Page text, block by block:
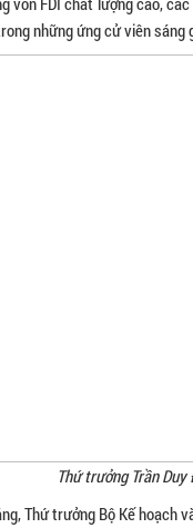
những ứng cử viên sáng
Thứ trưởng Trần
Thứ trưởng Bộ Kế